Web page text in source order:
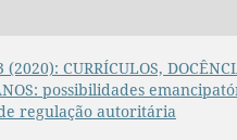
(2020): CURRÍCULOS,
possibilidades
regulação autoritária